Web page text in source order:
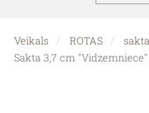
Veikals ROTAS
Sakta 3,7 cm